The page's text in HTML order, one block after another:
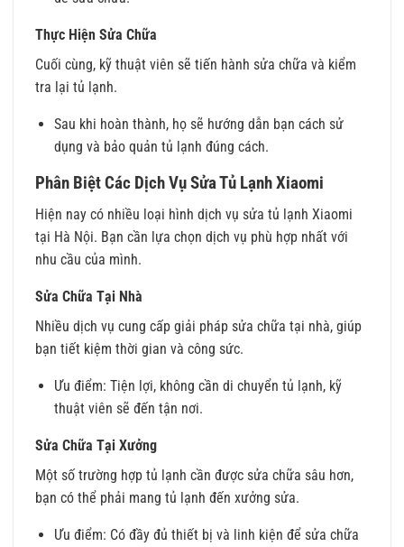
Thực Hiện Sửa Chữa
Cuối cùng, kỹ thuật viên sẽ tiến hành sửa chữa và kiểm
tra lại tủ lạnh.
Sau khi hoàn thành, họ sẽ hướng dẫn bạn cách sử
dụng và bảo quản tủ lạnh đúng cách.
Phân Biệt Các Dịch Vụ Sửa Tủ Lạnh Xiaomi
Hiện nay có nhiều loại hình dịch vụ sửa tủ lạnh Xiaomi
tại Hà Nội. Bạn cần lựa chọn dịch vụ phù hợp nhất với
nhu cầu của mình.
Sửa Chữa Tại Nhà
Nhiều dịch vụ cung cấp giải pháp sửa chữa tại nhà, giúp
bạn tiết kiệm thời gian và công sức.
Ưu điểm: Tiện lợi, không cần di chuyển tủ lạnh, kỹ
thuật viên sẽ đến tận nơi.
Sửa Chữa Tại Xưởng
Một số trường hợp tủ lạnh cần được sửa chữa sâu hơn,
bạn có thể phải mang tủ lạnh đến xưởng sửa.
Ưu điểm: Có đầy đủ thiết bị và linh kiện để sửa chữa